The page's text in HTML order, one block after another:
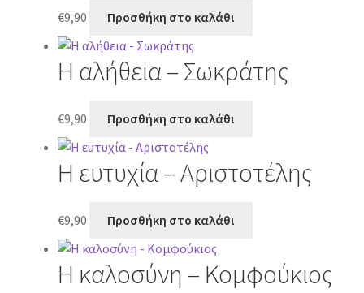
€9,90 Προσθήκη στο καλάθι
Η αλήθεια – Σωκράτης
€9,90 Προσθήκη στο καλάθι
Η ευτυχία – Αριστοτέλης
€9,90 Προσθήκη στο καλάθι
Η καλοσύνη – Κομφούκιος